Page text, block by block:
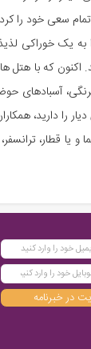
یک خوراکی
که با
دارید،
یا قطار،
در خبرنامه